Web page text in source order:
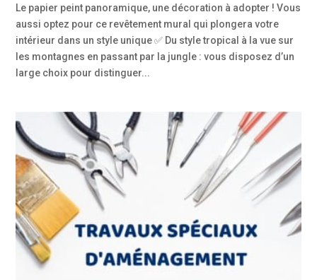
Le papier peint panoramique, une décoration à adopter ! Vous
aussi optez pour ce revêtement mural qui plongera votre
intérieur dans un style unique ✅ Du style tropical à la vue sur
les montagnes en passant par la jungle : vous disposez d’un
large choix pour distinguer...